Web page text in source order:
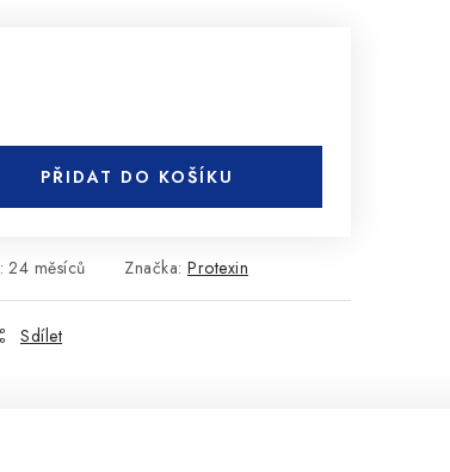
PŘIDAT DO KOŠÍKU
: 24 měsíců Značka: Protexin
Sdílet